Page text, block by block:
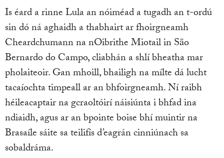
Is éard a rinne Lula an nóiméad a tugadh an t-ordú
sin dó ná aghaidh a thabhairt ar fhoirgneamh
Cheardchumann na nOibrithe Miotail in São
Bernardo do Campo, cliabhán a shlí bheatha mar
pholaiteoir. Gan mhoill, bhailigh na mílte dá lucht
tacaíochta timpeall ar an bhfoirgneamh. Ní raibh
héileacaptair na gcraoltóirí náisiúnta i bhfad ina
ndiaidh, agus ar an bpointe boise bhí muintir na
Brasaíle sáite sa teilifís d’eagrán cinniúnach sa
sobaldráma.